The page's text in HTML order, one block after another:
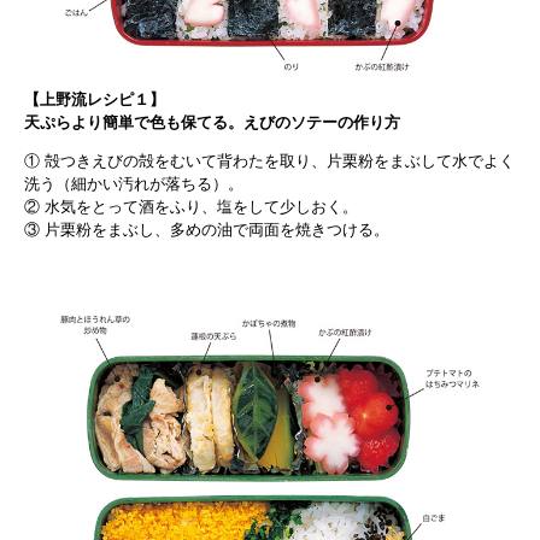
【上野流レシピ１】
天ぷらより簡単で色も保てる。えびのソテーの作り方
① 殻つきえびの殻をむいて背わたを取り、片栗粉をまぶして水でよく
洗う（細かい汚れが落ちる）。
② 水気をとって酒をふり、塩をして少しおく。
③ 片栗粉をまぶし、多めの油で両面を焼きつける。